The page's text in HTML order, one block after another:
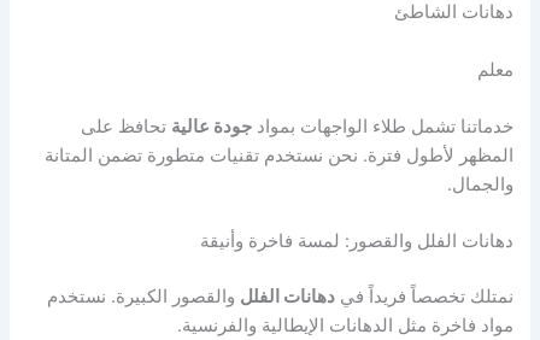
دهانات الشاطئ
معلم
خدماتنا تشمل طلاء الواجهات بموادجودة عالية تحافظ على
المظهر لأطول فترة. نحن نستخدم تقنيات متطورة تضمن المتانة
والجمال.
دهانات الفلل والقصور: لمسة فاخرة وأنيقة
نمتلك تخصصاً فريداً فيدهانات الفلل والقصور الكبيرة. نستخدم
مواد فاخرة مثل الدهانات الإيطالية والفرنسية.